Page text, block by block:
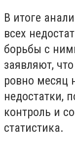
В итоге
всех
борьбы с
заявляют,
ровно месяц
недостатки,
контроль и
статистика.